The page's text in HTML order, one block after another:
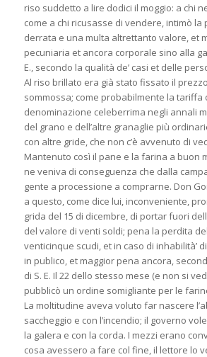
riso suddetto a lire dodici il moggio: a chi
come a chi ricusasse di vendere, intimò la
derrata e una multa altrettanto valore, et
pecuniaria et ancora corporale sino alla
E., secondo la qualità de’ casi et delle
Al riso brillato era già stato fissato il
sommossa; come probabilmente la tariffa
denominazione celeberrima negli annali
del grano e dell’altre granaglie più
con altre gride, che non c’è avvenuto di
Mantenuto così il pane e la farina a buon
ne veniva di conseguenza che dalla
gente a processione a comprarne. Don
a questo, come dice lui, inconveniente,
grida del 15 di dicembre, di portar fuori
del valore di venti soldi; pena la perdita
venticinque scudi, et in caso di inhabilità’
in publico, et maggior pena ancora,
di S. E. Il 22 dello stesso mese (e non si
pubblicò un ordine somigliante per le
La moltitudine aveva voluto far nascere
saccheggio e con l’incendio; il governo
la galera e con la corda. I mezzi erano
cosa avessero a fare col fine, il lettore lo